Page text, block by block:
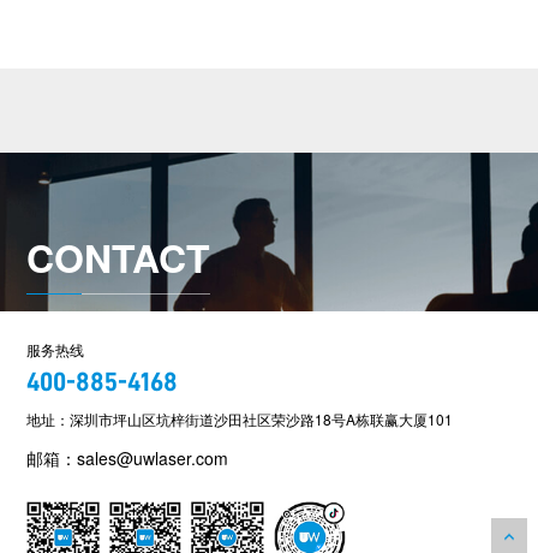
CONTACT
服务热线
400-885-4168
地址：深圳市坪山区坑梓街道沙田社区荣沙路18号A栋联赢大厦101
邮箱：sales@uwlaser.com